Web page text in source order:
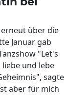
über die
Januar gab
"Let's
und lebe
sagte
aber für mich